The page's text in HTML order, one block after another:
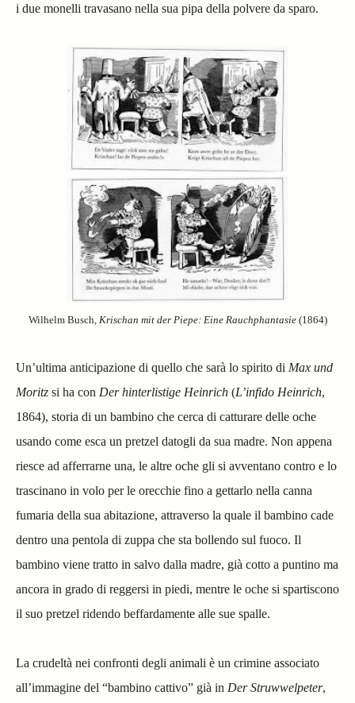
i due monelli travasano nella sua pipa della polvere da sparo.
Wilhelm Busch, Krischan mit der Piepe: Eine Rauchphantasie(1864)
Un’ultima anticipazione di quello che sarà lo spirito di Max und
Moritz si ha con Der hinterlistige Heinrich (L’infido Heinrich,
1864), storia di un bambino che cerca di catturare delle oche
usando come esca un pretzel datogli da sua madre. Non appena
riesce ad afferrarne una, le altre oche gli si avventano contro e lo
trascinano in volo per le orecchie fino a gettarlo nella canna
fumaria della sua abitazione, attraverso la quale il bambino cade
dentro una pentola di zuppa che sta bollendo sul fuoco. Il
bambino viene tratto in salvo dalla madre, già cotto a puntino ma
ancora in grado di reggersi in piedi, mentre le oche si spartiscono
il suo pretzel ridendo beffardamente alle sue spalle.
La crudeltà nei confronti degli animali è un crimine associato
all’immagine del “bambino cattivo” già in Der Struwwelpeter,